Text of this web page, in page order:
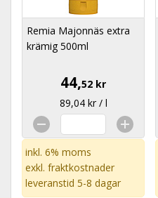
Remia Majonnäs extra
krämig 500ml
44,52 kr
89,04 kr / l
inkl. 6% moms
exkl. fraktkostnader
leveranstid 5-8 dagar